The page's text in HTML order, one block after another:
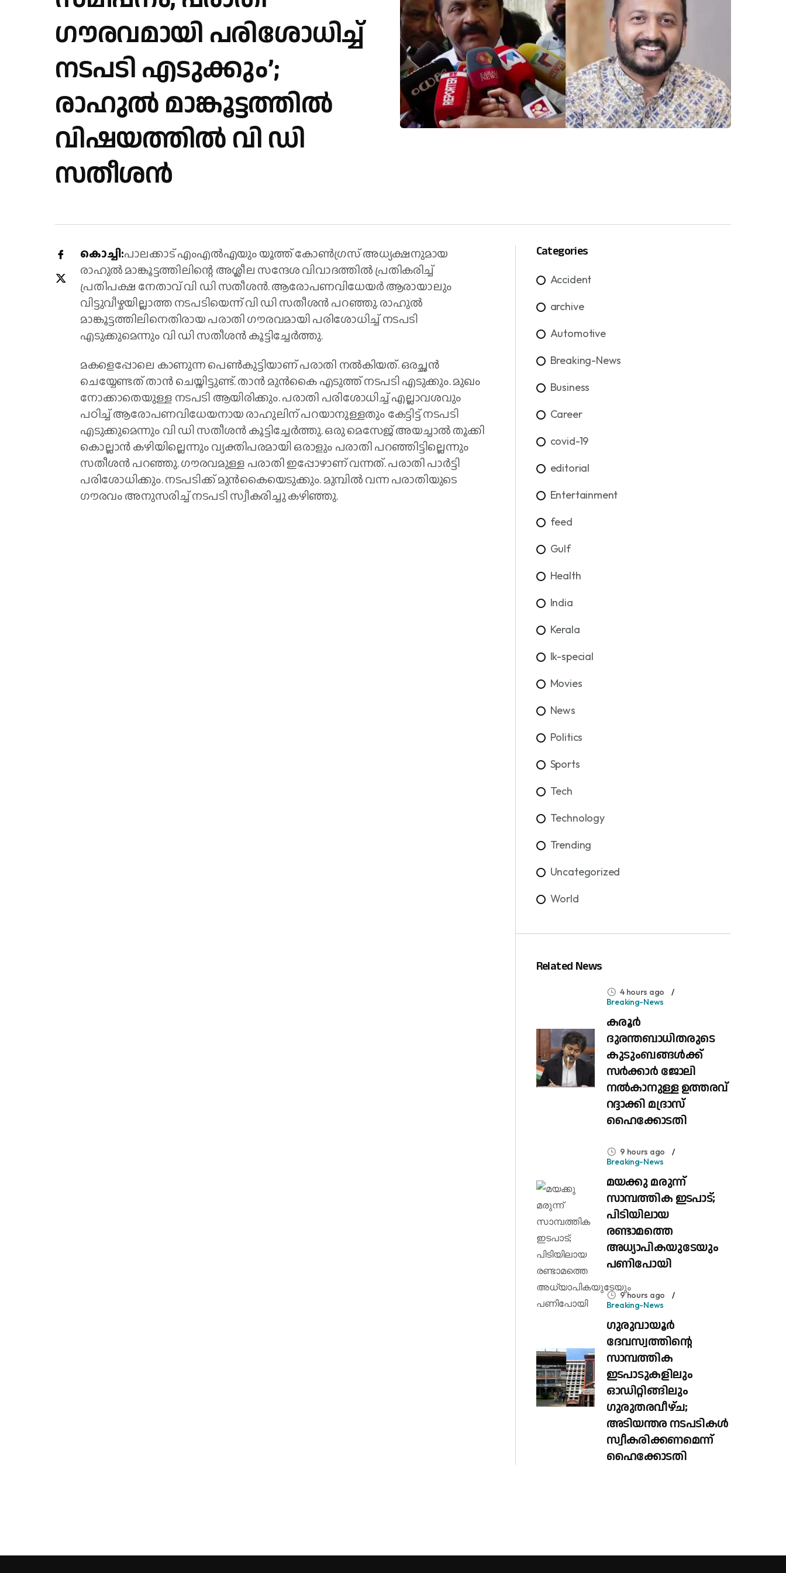
ഗൗരവമായി പരിശോധിച്ച്
നടപടി എടുക്കും’;
രാഹുൽ മാങ്കൂട്ടത്തിൽ
വിഷയത്തിൽ വി ഡി
സതീശൻ
കൊച്ചി:പാലക്കാട് എംഎൽഎയും യൂത്ത് കോൺഗ്രസ് അധ്യക്ഷനുമായ
രാഹുൽ മാങ്കൂട്ടത്തിലിന്റെ അശ്ലീല സന്ദേശ വിവാദത്തിൽ പ്രതികരിച്ച്
പ്രതിപക്ഷ നേതാവ് വി ഡി സതീശൻ. ആരോപണവിധേയർ ആരായാലും
വിട്ടുവീഴ്ചയില്ലാത്ത നടപടിയെന്ന് വി ഡി സതീശൻ പറഞ്ഞു. രാഹുൽ
മാങ്കൂട്ടത്തിലിനെതിരായ പരാതി ഗൗരവമായി പരിശോധിച്ച് നടപടി
എടുക്കുമെന്നും വി ഡി സതീശൻ കൂട്ടിച്ചേർത്തു.
മകളെപ്പോലെ കാണുന്ന പെൺകുട്ടിയാണ് പരാതി നൽകിയത്. ഒരച്ഛൻ
ചെയ്യേണ്ടത് താൻ ചെയ്തിട്ടുണ്ട്. താൻ മുൻകൈ എടുത്ത് നടപടി എടുക്കും. മുഖം
നോക്കാതെയുള്ള നടപടി ആയിരിക്കും. പരാതി പരിശോധിച്ച് എല്ലാവശവും
പഠിച്ച് ആരോപണവിധേയനായ രാഹുലിന് പറയാനുള്ളതും കേട്ടിട്ട് നടപടി
എടുക്കുമെന്നും വി ഡി സതീശൻ കൂട്ടിച്ചേർത്തു. ഒരു മെസേജ് അയച്ചാൽ തൂക്കി
കൊല്ലാൻ കഴിയില്ലെന്നും വ്യക്തിപരമായി ഒരാളും പരാതി പറഞ്ഞിട്ടില്ലെന്നും
സതീശൻ പറഞ്ഞു. ഗൗരവമുള്ള പരാതി ഇപ്പോഴാണ് വന്നത്. പരാതി പാർട്ടി
പരിശോധിക്കും. നടപടിക്ക് മുൻകൈയെടുക്കും. മുമ്പിൽ വന്ന പരാതിയുടെ
ഗൗരവം അനുസരിച്ച് നടപടി സ്വീകരിച്ചു കഴിഞ്ഞു.
Categories
Accident
archive
Automotive
Breaking-News
Business
Career
covid-19
editorial
Entertainment
feed
Gulf
Health
India
Kerala
lk-special
Movies
News
Politics
Sports
Tech
Technology
Trending
Uncategorized
World
Related News
4 hours ago
Breaking-News
കരൂർ
ദുരന്തബാധിതരുടെ
കുടുംബങ്ങൾക്ക്
സർക്കാർ ജോലി
നൽകാനുള്ള ഉത്തരവ്
റദ്ദാക്കി മദ്രാസ്
ഹൈക്കോടതി
9 hours ago
Breaking-News
മയക്കു മരുന്ന്
സാമ്പത്തിക ഇടപാട്;
പിടിയിലായ
രണ്ടാമത്തെ
അധ്യാപികയുടേയും
പണിപോയി
9 hours ago
Breaking-News
ഗുരുവായൂർ
ദേവസ്വത്തിന്റെ
സാമ്പത്തിക
ഇടപാടുകളിലും
ഓഡിറ്റിങ്ങിലും ​
ഗുരുതരവീഴ്ച;
അടിയന്തര നടപടികൾ
സ്വീകരിക്കണമെന്ന്
ഹൈക്കോടതി